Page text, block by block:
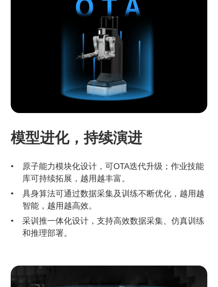
模型进化，持续演进
原子能力模块化设计，可OTA迭代升级；作业技能
库可持续拓展，越用越丰富。
具身算法可通过数据采集及训练不断优化，越用越
智能，越用越高效。
采训推一体化设计，支持高效数据采集、仿真训练
和推理部署。